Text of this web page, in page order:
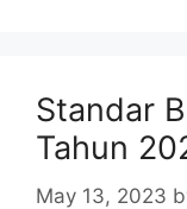
Standar
Tahun
May 13, 2023